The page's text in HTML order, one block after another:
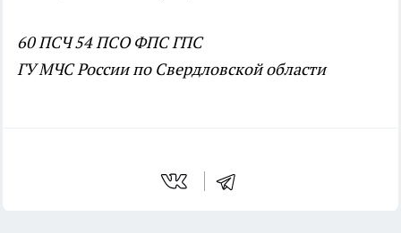
60 ПСЧ 54 ПСО ФПС ГПС
ГУ МЧС России по Свердловской области